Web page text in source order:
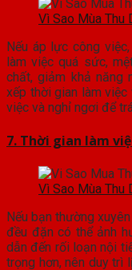
Vì Sao Mùa Thu
Nếu áp lực công
làm việc quá sức,
chất, giảm khả năng
xếp thời gian làm
việc và nghỉ ngơi để
7. Thời gian làm
Vì Sao Mùa Thu
Nếu bạn thường
đều đặn có thể ảnh
dẫn đến rối loạn nội
trọng hơn, nên duy trì